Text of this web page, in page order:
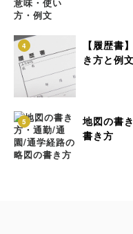
4
【履歴書
き方と例文
5
地図の書
書き方